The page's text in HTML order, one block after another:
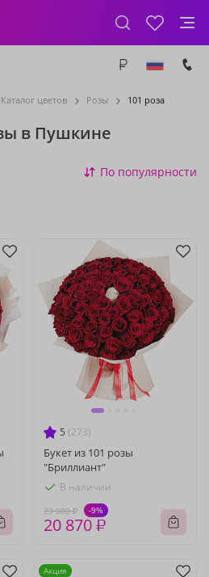
Каталог цветов Розы 101 роза
в Пушкине
По популярности
5 (273)
Букет из 101 розы
"Бриллиант"
В наличии
23 000 ₽ -9%
20 870 ₽
Акция